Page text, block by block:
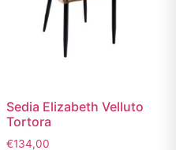
Sedia Elizabeth Velluto
Tortora
€134,00